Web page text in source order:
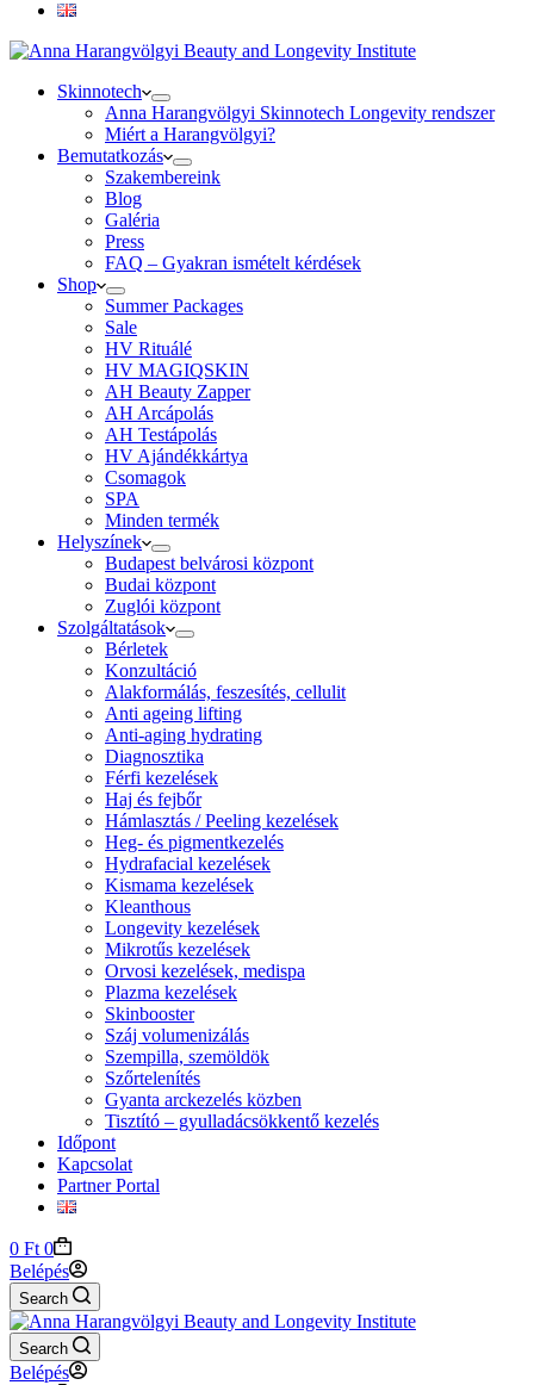
Skinnotech
Anna Harangvölgyi Skinnotech Longevity rendszer
Miért a Harangvölgyi?
Bemutatkozás
Szakembereink
Blog
Galéria
Press
FAQ – Gyakran ismételt kérdések
Shop
Summer Packages
Sale
HV Rituálé
HV MAGIQSKIN
AH Beauty Zapper
AH Arcápolás
AH Testápolás
HV Ajándékkártya
Csomagok
SPA
Minden termék
Helyszínek
Budapest belvárosi központ
Budai központ
Zuglói központ
Szolgáltatások
Bérletek
Konzultáció
Alakformálás, feszesítés, cellulit
Anti ageing lifting
Anti-aging hydrating
Diagnosztika
Férfi kezelések
Haj és fejbőr
Hámlasztás / Peeling kezelések
Heg- és pigmentkezelés
Hydrafacial kezelések
Kismama kezelések
Kleanthous
Longevity kezelések
Mikrotűs kezelések
Orvosi kezelések, medispa
Plazma kezelések
Skinbooster
Száj volumenizálás
Szempilla, szemöldök
Szőrtelenítés
Gyanta arckezelés közben
Tisztító – gyulladácsökkentő kezelés
Időpont
Kapcsolat
Partner Portal
Shopping
cart
0 Ft 0
Belépés
Search
Search
Belépés